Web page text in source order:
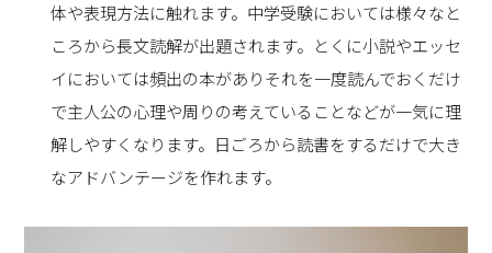
体や表現方法に触れます。中学受験においては様々なと
ころから長文読解が出題されます。とくに小説やエッセ
イにおいては頻出の本がありそれを一度読んでおくだけ
で主人公の心理や周りの考えていることなどが一気に理
解しやすくなります。日ごろから読書をするだけで大き
なアドバンテージを作れます。